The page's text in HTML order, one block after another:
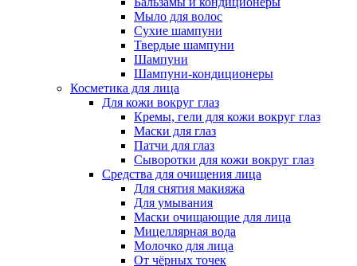
Мыло для волос
Сухие шампуни
Твердые шампуни
Шампуни
Шампуни-кондиционеры
Косметика для лица
Для кожи вокруг глаз
Кремы, гели для кожи вокруг глаз
Маски для глаз
Патчи для глаз
Сыворотки для кожи вокруг глаз
Средства для очищения лица
Для снятия макияжа
Для умывания
Маски очищающие для лица
Мицеллярная вода
Молочко для лица
От чёрных точек